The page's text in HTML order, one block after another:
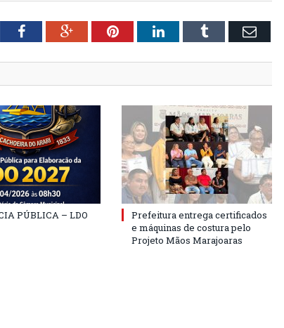
FacebookGoogle+PinterestLinkedInTumblr Email
PÚBLICA – LDO
Prefeitura entrega certificados
e máquinas de costura pelo
Projeto Mãos Marajoaras